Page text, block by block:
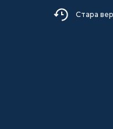
Стара